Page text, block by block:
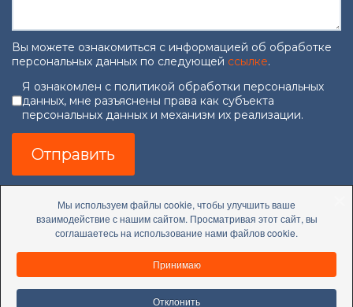
Мы используем файлы cookie, чтобы улучшить ваше
взаимодействие с нашим сайтом. Просматривая этот сайт, вы
соглашаетесь на использование нами файлов cookie.
Принимаю
Отклонить
Вы можете ознакомиться с информацией об обработке
персональных данных по следующей ссылке.
Согласие на обработку
Я ознакомлен с политикой обработки персональных
данных, мне разъяснены права как субъекта
персональных данных и механизм их реализации.
Отправить